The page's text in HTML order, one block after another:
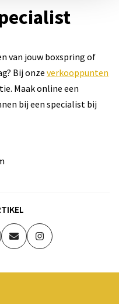
van jouw boxspring of
Bij onzeverkooppunten
Maak online een
bij een specialist bij